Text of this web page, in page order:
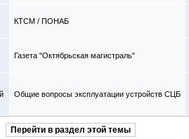
КТСМ / ПОНАБ
Газета "Октябрьская магистраль"
Общие вопросы эксплуатации устройств СЦБ
Перейти в раздел этой темы